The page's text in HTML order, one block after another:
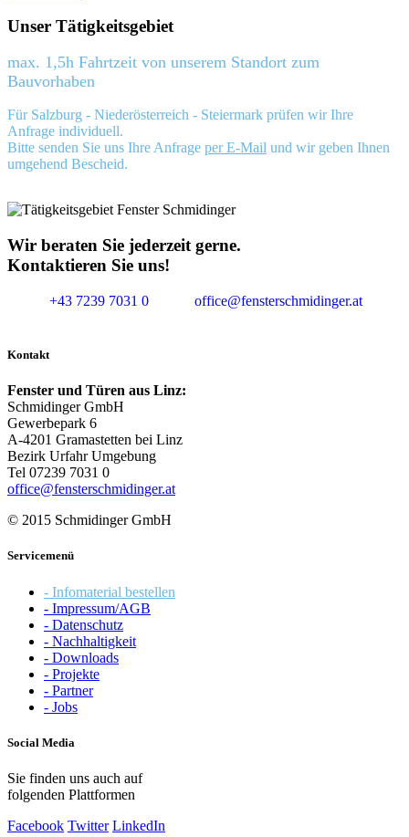
Unser Tätigkeitsgebiet
max. 1,5h Fahrtzeit von unserem Standort zum
Bauvorhaben
Für Salzburg - Niederösterreich - Steiermark prüfen wir Ihre
Anfrage individuell.
Bitte senden Sie uns Ihre Anfrage per E-Mail und wir geben Ihnen
umgehend Bescheid.
Wir beraten Sie jederzeit gerne.
Kontaktieren Sie uns!
+43 7239 7031 0 office@fensterschmidinger.at
Kontakt
Fenster und Türen aus Linz:
Schmidinger GmbH
Gewerbepark 6
A-4201 Gramastetten bei Linz
Bezirk Urfahr Umgebung
Tel 07239 7031 0
office@fensterschmidinger.at
© 2015 Schmidinger GmbH
Servicemenü
- Infomaterial bestellen
- Impressum/AGB
- Datenschutz
- Nachhaltigkeit
- Downloads
- Projekte
- Partner
- Jobs
Social Media
Sie finden uns auch auf
folgenden Plattformen
Facebook Twitter LinkedIn